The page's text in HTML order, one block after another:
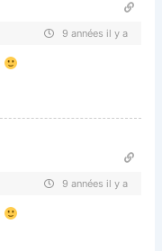
9 années il y a
9 années il y a